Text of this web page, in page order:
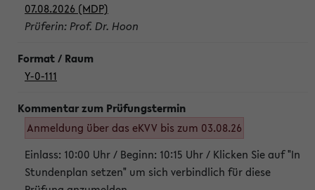
07.08.2026 (MDP)
Prüferin: Prof. Dr. Hoon
Y-0-111
Anmeldung über das eKVV bis zum 03.08.26
Einlass: 10:00 Uhr / Beginn: 10:15 Uhr / Klicken Sie auf "In
Stundenplan setzen" um sich verbindlich für diese